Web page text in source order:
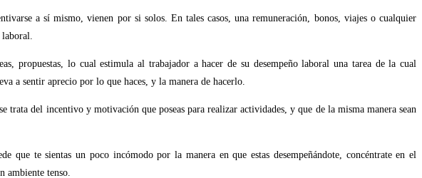
a sí mismo, vienen por si solos. En tales casos, una remuneración, bonos, viajes o cualquier
laboral.
propuestas, lo cual estimula al trabajador a hacer de su desempeño laboral una tarea de la cual
a sentir aprecio por lo que haces, y la manera de hacerlo.
del incentivo y motivación que poseas para realizar actividades, y que de la misma manera sean
que te sientas un poco incómodo por la manera en que estas desempeñándote, concéntrate en el
ambiente tenso.